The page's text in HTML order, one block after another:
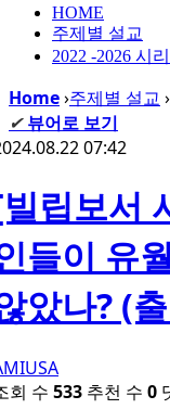
HOME
주제별 설교
2022 -2026 시
Home›주제별 설교 ›
✔ 뷰어로 보기
07:42
립보서
들이 유
았나? (
회 수 533 추천 수 0